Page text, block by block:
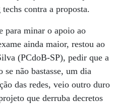
contra a proposta.
para minar o apoio ao
ainda maior, restou ao
(PCdoB-SP), pedir que a
se não bastasse, um dia
das redes, veio outro duro
que derruba decretos